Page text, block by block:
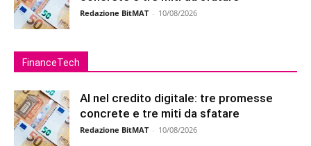
Redazione BitMAT - 10/08/2026
FinanceTech
AI nel credito digitale: tre promesse
concrete e tre miti da sfatare
Redazione BitMAT - 10/08/2026